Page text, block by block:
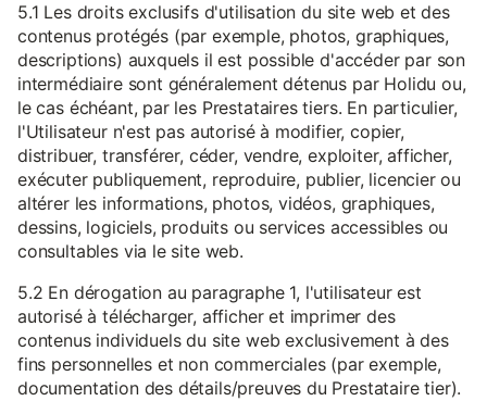
5.1 Les droits exclusifs d'utilisation du site web et des
contenus protégés (par exemple, photos, graphiques,
descriptions) auxquels il est possible d'accéder par son
intermédiaire sont généralement détenus par Holidu ou,
le cas échéant, par les Prestataires tiers. En particulier,
l'Utilisateur n'est pas autorisé à modifier, copier,
distribuer, transférer, céder, vendre, exploiter, afficher,
exécuter publiquement, reproduire, publier, licencier ou
altérer les informations, photos, vidéos, graphiques,
dessins, logiciels, produits ou services accessibles ou
consultables via le site web.
5.2 En dérogation au paragraphe 1, l'utilisateur est
autorisé à télécharger, afficher et imprimer des
contenus individuels du site web exclusivement à des
fins personnelles et non commerciales (par exemple,
documentation des détails/preuves du Prestataire tier).